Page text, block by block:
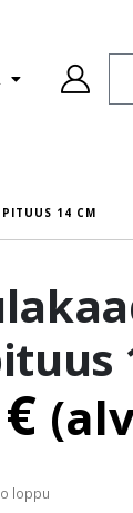
14 CM
€
loppu